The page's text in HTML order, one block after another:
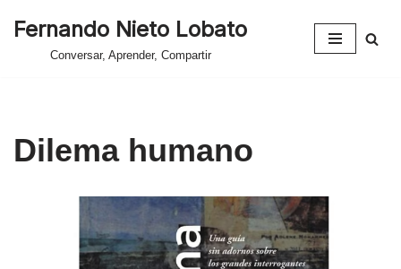
Fernando Nieto Lobato
Conversar, Aprender, Compartir
Dilema humano